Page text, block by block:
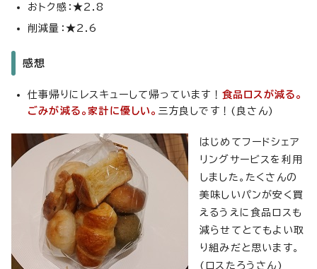
おトク感：★2.8
削減量：★2.6
感想
仕事帰りにレスキューして帰っています！ 食品ロスが減る。
ごみが減る。家計に優しい。 三方良しです！(良さん)
はじめてフードシェア
リングサービスを利用
しました。たくさんの
美味しいパンが安く買
えるうえに食品ロスも
減らせてとてもよい取
り組みだと思います。
(ロスたろうさん)